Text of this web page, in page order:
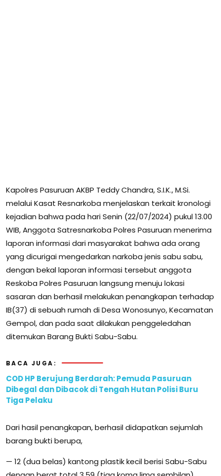
Kapolres Pasuruan AKBP Teddy Chandra, S.I.K., M.Si.
melalui Kasat Resnarkoba menjelaskan terkait kronologi
kejadian bahwa pada hari Senin (22/07/2024) pukul 13.00
WIB, Anggota Satresnarkoba Polres Pasuruan menerima
laporan informasi dari masyarakat bahwa ada orang
yang dicurigai mengedarkan narkoba jenis sabu sabu,
dengan bekal laporan informasi tersebut anggota
Reskoba Polres Pasuruan langsung menuju lokasi
sasaran dan berhasil melakukan penangkapan terhadap
IB(37) di sebuah rumah di Desa Wonosunyo, Kecamatan
Gempol, dan pada saat dilakukan penggeledahan
ditemukan Barang Bukti Sabu-Sabu.
BACA JUGA:
COD HP Berujung Berdarah: Pemuda Pasuruan
Dibegal dan Dibacok di Tengah Hutan Polisi Buru
Tiga Pelaku
Dari hasil penangkapan, berhasil didapatkan sejumlah
barang bukti berupa,
— 12 (dua belas) kantong plastik kecil berisi Sabu-Sabu